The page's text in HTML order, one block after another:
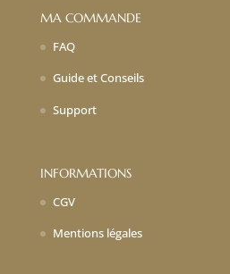
MA COMMANDE
FAQ
Guide et Conseils
Support
INFORMATIONS
CGV
Mentions légales